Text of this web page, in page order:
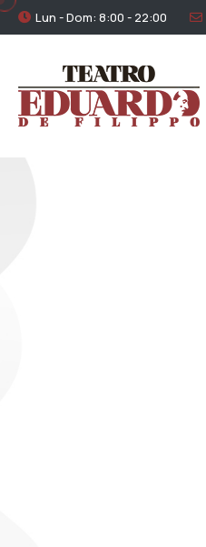
Lun - Dom: 8:00 - 22:00